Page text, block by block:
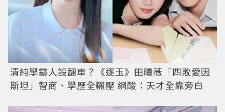
清純學霸人設翻車？《逐玉》田曦薇「四敗愛因
斯坦」智商、學歷全輾壓 網酸：天才全靠旁白